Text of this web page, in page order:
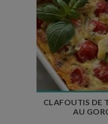
Temps de
Temps de
Nombre
CLAFOUTIS DE
AU